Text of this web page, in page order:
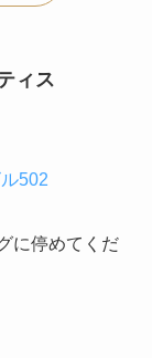
ィス
502
に停めてくだ